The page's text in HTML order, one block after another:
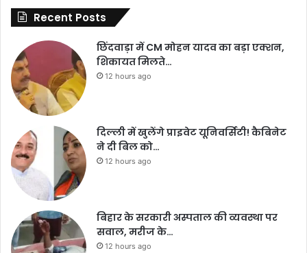
Recent Posts
छिंदवाड़ा में CM मोहन यादव का बड़ा एक्शन,
शिकायत मिलते…
12 hours ago
दिल्ली में खुलेंगे प्राइवेट यूनिवर्सिटी! कैबिनेट
ने दी बिल को…
12 hours ago
बिहार के सरकारी अस्पताल की व्यवस्था पर
सवाल, मरीज के…
12 hours ago